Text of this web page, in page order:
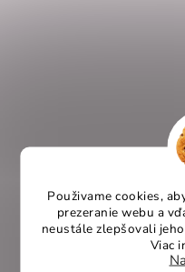
Použivame cookies,
prezeranie webu a
neustále zlepšovali
Viac
Hodnotenie |
+ Sedí perfektne,
+